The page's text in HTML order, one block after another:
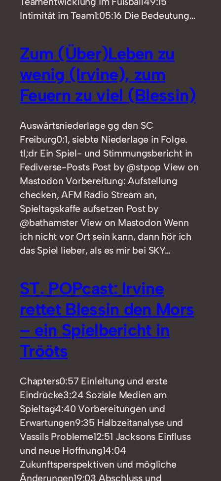
Intimität im Team1:05:16 Die Bedeutung…
Zum (Über)Leben zu
wenig (Irvine), zum
Feuern zu viel (Blessin)
Auswärtsniederlage gg den SC
Freiburg0:1, siebte Niederlage in Folge.
tl;dr Ein Spiel- und Stimmungsbericht in
Fediverse-Posts Post by @stpop View on
Mastodon Vorbereitung: Aufstellung
checken, AFM Radio Stream an,
Spieltagskaffe aufsetzen Post by
@bathamster View on Mastodon Wenn
ich nicht vor Ort sein kann, dann hör ich
das Spiel lieber, als es mir bei SKY…
ST. POPcast: Irvine
rettet Blessin den Mors
– ein Spielbericht in
Trööts
Chapters0:57 Einleitung und erste
Eindrücke3:24 Soziale Medien am
Spieltag4:40 Vorbereitungen und
Erwartungen9:35 Halbzeitanalyse und
Vassils Probleme12:51 Jacksons Einfluss
und neue Hoffnung14:04
Zukunftsperspektiven und mögliche
Änderungen19:03 Abschluss und